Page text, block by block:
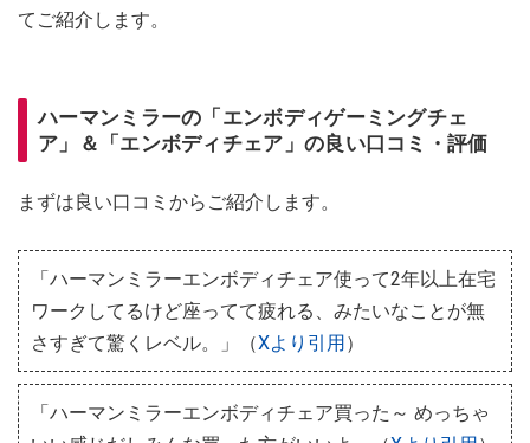
てご紹介します。
ハーマンミラーの「エンボディゲーミングチェ
ア」＆「エンボディチェア」の良い口コミ・評価
まずは良い口コミからご紹介します。
「ハーマンミラーエンボディチェア使って2年以上在宅
ワークしてるけど座ってて疲れる、みたいなことが無
さすぎて驚くレベル。」（Xより引用）
「ハーマンミラーエンボディチェア買った～ めっちゃ